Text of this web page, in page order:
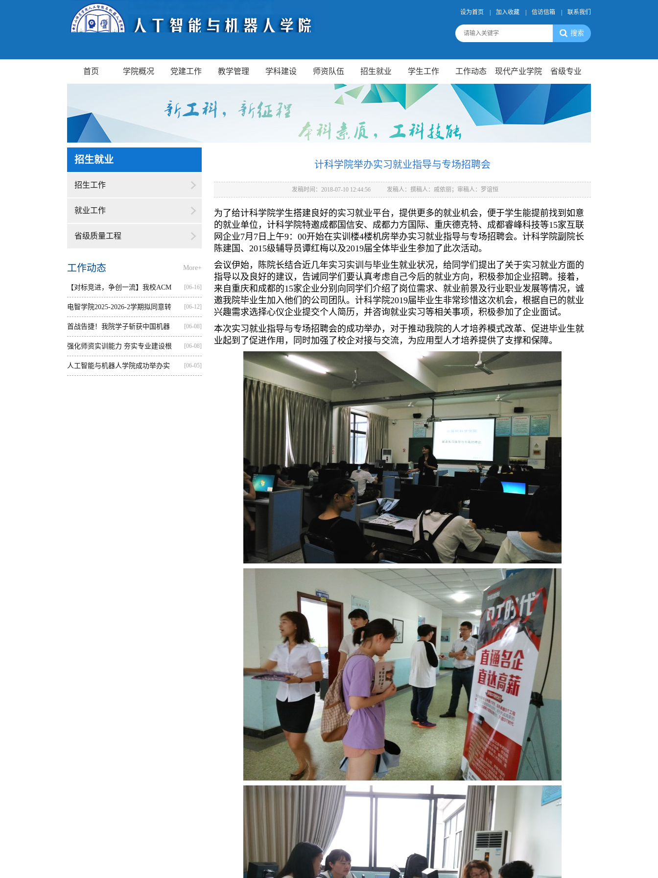
设为首页 加入收藏 信访信箱 联系我们
首页 学院概况 党建工作 教学管理 学科建设 师资队伍 招生就业 学生工作 工作动态 现代产业学院 省级专业
招生就业
招生工作
就业工作
省级质量工程
工作动态 More+
【对标竞进，争创一流】我校ACM
集训...
[06-16]
电智学院2025-2026-2学期拟同意转
出...
[06-12]
首战告捷！我院学子斩获中国机器
人...
[06-08]
强化师资实训能力 夯实专业建设根
基...
[06-08]
人工智能与机器人学院成功举办实 [06-05]
计科学院举办实习就业指导与专场招聘会
发稿时间：2018-07-10 12:44:56 发稿人：撰稿人：戚依丽；审稿人：罗谊恒
为了给计科学院学生搭建良好的实习就业平台，提供更多的就业机会，便于学生能提前找到如意
的就业单位，计科学院特邀成都国信安、成都力方国际、重庆德克特、成都睿峰科技等15家互联
网企业7月7日上午9：00开始在实训楼4楼机房举办实习就业指导与专场招聘会。计科学院副院长
陈建国、2015级辅导员谭红梅以及2019届全体毕业生参加了此次活动。
会议伊始，陈院长结合近几年实习实训与毕业生就业状况，给同学们提出了关于实习就业方面的
指导以及良好的建议，告诫同学们要认真考虑自己今后的就业方向，积极参加企业招聘。接着，
来自重庆和成都的15家企业分别向同学们介绍了岗位需求、就业前景及行业职业发展等情况，诚
邀我院毕业生加入他们的公司团队。计科学院2019届毕业生非常珍惜这次机会，根据自已的就业
兴趣需求选择心仪企业提交个人简历，并咨询就业实习等相关事项，积极参加了企业面试。
本次实习就业指导与专场招聘会的成功举办，对于推动我院的人才培养模式改革、促进毕业生就
业起到了促进作用，同时加强了校企对接与交流，为应用型人才培养提供了支撑和保障。